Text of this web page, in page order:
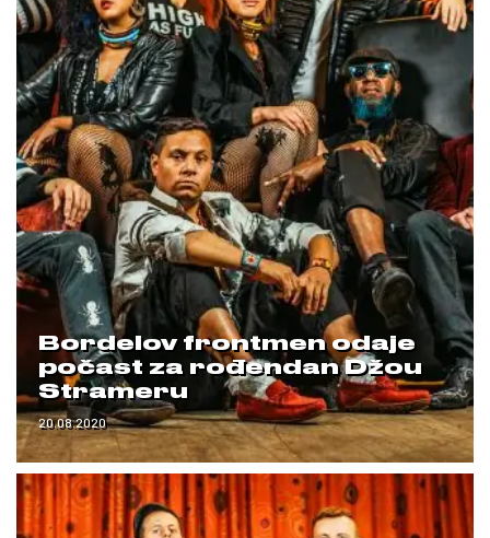
Bordelov frontmen odaje
počast za rođendan Džou
Strameru
20.08.2020